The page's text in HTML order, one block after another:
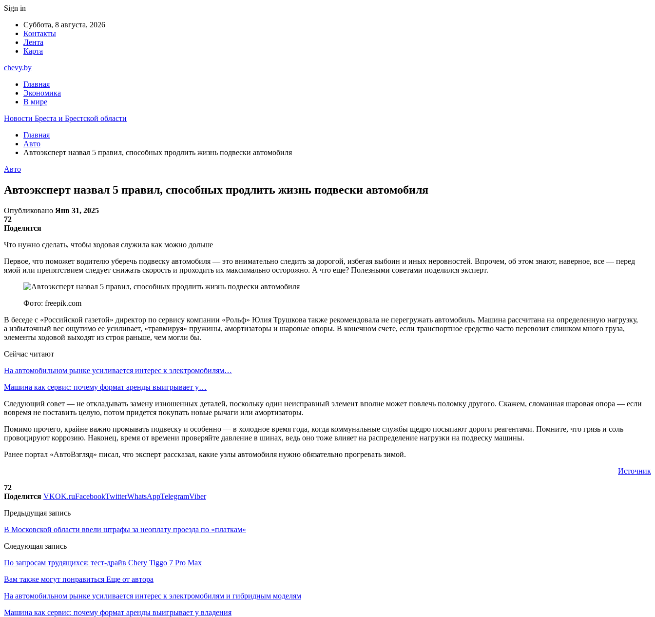
Sign in
Суббота, 8 августа, 2026
Контакты
Лента
Карта
chevy.by
Главная
Экономика
В мире
Новости Бреста и Брестской области
Главная
Авто
Автоэксперт назвал 5 правил, способных продлить жизнь подвески автомобиля
Авто
Автоэксперт назвал 5 правил, способных продлить жизнь подвески автомобиля
Опубликовано Янв 31, 2025
72
Поделится
Что нужно сделать, чтобы ходовая служила как можно дольше
Первое, что поможет водителю уберечь подвеску автомобиля — это внимательно следить за дорогой, избегая выбоин и иных неровностей. Впрочем, об этом знают, наверное, все — перед
ямой или препятствием следует снижать скорость и проходить их максимально осторожно. А что еще? Полезными советами поделился эксперт.
Фото: freepik.com
В беседе с «Российской газетой» директор по сервису компании «Рольф» Юлия Трушкова также рекомендовала не перегружать автомобиль. Машина рассчитана на определенную нагрузку,
а избыточный вес ощутимо ее усиливает, «травмируя» пружины, амортизаторы и шаровые опоры. В конечном счете, если транспортное средство часто перевозит слишком много груза,
элементы ходовой выходят из строя раньше, чем могли бы.
Сейчас читают
На автомобильном рынке усиливается интерес к электромобилям…
Машина как сервис: почему формат аренды выигрывает у…
Следующий совет — не откладывать замену изношенных деталей, поскольку один неисправный элемент вполне может повлечь поломку другого. Скажем, сломанная шаровая опора — если
вовремя не поставить целую, потом придется покупать новые рычаги или амортизаторы.
Помимо прочего, крайне важно промывать подвеску и особенно — в холодное время года, когда коммунальные службы щедро посыпают дороги реагентами. Помните, что грязь и соль
провоцируют коррозию. Наконец, время от времени проверяйте давление в шинах, ведь оно тоже влияет на распределение нагрузки на подвеску машины.
Ранее портал «АвтоВзгляд» писал, что эксперт рассказал, какие узлы автомобиля нужно обязательно прогревать зимой.
Источник
72
Поделится VKOK.ruFacebookTwitterWhatsAppTelegramViber
Предыдущая запись
В Московской области ввели штрафы за неоплату проезда по «платкам»
Следующая запись
По запросам трудящихся: тест-драйв Chery Tiggo 7 Pro Max
Вам также могут понравиться Еще от автора
На автомобильном рынке усиливается интерес к электромобилям и гибридным моделям
Машина как сервис: почему формат аренды выигрывает у владения